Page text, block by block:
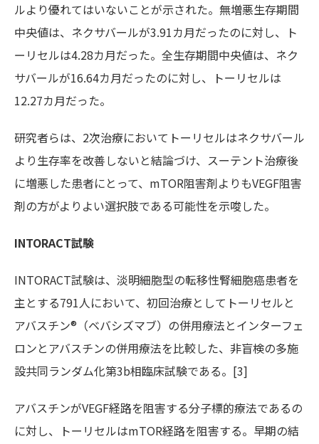
ルより優れてはいないことが示された。無増悪生存期間
中央値は、ネクサバールが3.91カ月だったのに対し、ト
ーリセルは4.28カ月だった。全生存期間中央値は、ネク
サバールが16.64カ月だったのに対し、トーリセルは
12.27カ月だった。
研究者らは、2次治療においてトーリセルはネクサバール
より生存率を改善しないと結論づけ、スーテント治療後
に増悪した患者にとって、mTOR阻害剤よりもVEGF阻害
剤の方がよりよい選択肢である可能性を示唆した。
INTORACT試験
INTORACT試験は、淡明細胞型の転移性腎細胞癌患者を
主とする791人において、初回治療としてトーリセルと
アバスチン®（ベバシズマブ）の併用療法とインターフェ
ロンとアバスチンの併用療法を比較した、非盲検の多施
設共同ランダム化第3b相臨床試験である。[3]
アバスチンがVEGF経路を阻害する分子標的療法であるの
に対し、トーリセルはmTOR経路を阻害する。早期の結